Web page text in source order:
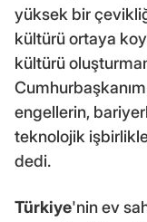
yüksek bir
kültürü ortaya
kültürü
engellerin,
teknolojik
dedi.
Türkiye'nin ev